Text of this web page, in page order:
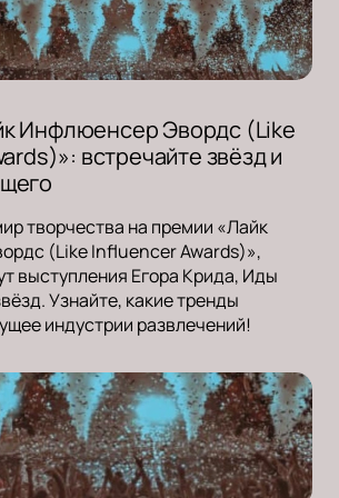
Инфлюенсер Эвордс (Like
встречайте звёзд и
творчества на премии «Лайк
(Like Influencer Awards)»,
выступления Егора Крида, Иды
Узнайте, какие тренды
индустрии развлечений!